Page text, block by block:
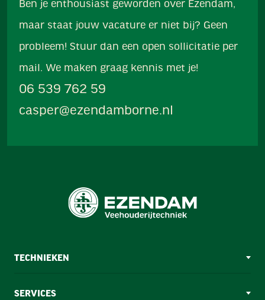
Ben je enthousiast geworden over Ezendam,
maar staat jouw vacature er niet bij? Geen
probleem! Stuur dan een open sollicitatie per
mail. We maken graag kennis met je!
06 539 762 59
casper@ezendamborne.nl
TECHNIEKEN
SERVICES